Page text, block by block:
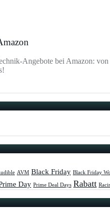
Angebote bei Amazon:
AVM Black Friday Black Friday
Day Prime Deal Days Rabatt